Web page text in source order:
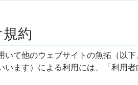
約
いて他のウェブサイトの魚拓（以
います）による利用には、「利用